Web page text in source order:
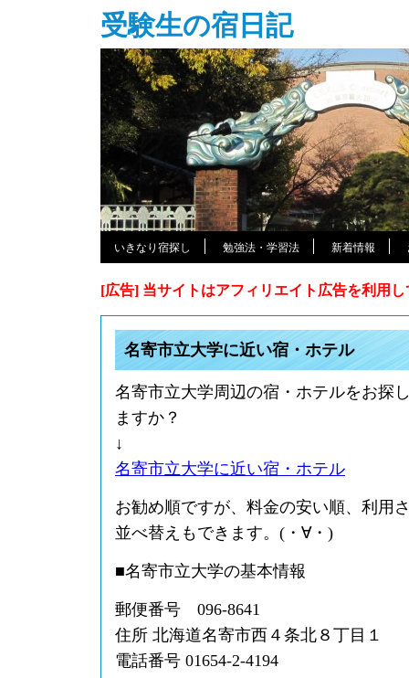
受験生の宿日記
いきなり宿探し 勉強法・学習法 新着情報
[広告] 当サイトはアフィリエイト広告を利用
名寄市立大学に近い宿・ホテル
名寄市立大学周辺の宿・ホテルをお探
ますか？
↓
名寄市立大学に近い宿・ホテル
お勧め順ですが、料金の安い順、利用
並べ替えもできます。(・∀・)
■名寄市立大学の基本情報
郵便番号 096-8641
住所 北海道名寄市西４条北８丁目１
電話番号 01654-2-4194